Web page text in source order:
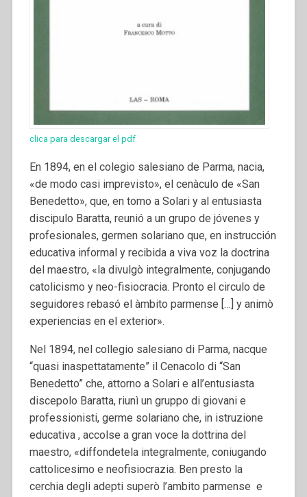
clica para descargar el pdf
En 1894, en el colegio salesiano de Parma, nacia,
«de modo casi imprevisto», el cenàculo de «San
Benedetto», que, en tomo a Solari y al entusiasta
discipulo Baratta, reunió a un grupo de jóvenes y
profesionales, germen solariano que, en instrucción
educativa informal y recibida a viva voz la doctrina
del maestro, «la divulgò integralmente, conjugando
catolicismo y neo-fisiocracia. Pronto el circulo de
seguidores rebasó el àmbito parmense […] y animò
experiencias en el exterior».
Nel 1894, nel collegio salesiano di Parma, nacque
“quasi inaspettatamente” il Cenacolo di “San
Benedetto” che, attorno a Solari e all’entusiasta
discepolo Baratta, riunì un gruppo di giovani e
professionisti, germe solariano che, in istruzione
educativa , accolse a gran voce la dottrina del
maestro, «diffondetela integralmente, coniugando
cattolicesimo e neofisiocrazia. Ben presto la
cerchia degli adepti superò l’ambito parmense e